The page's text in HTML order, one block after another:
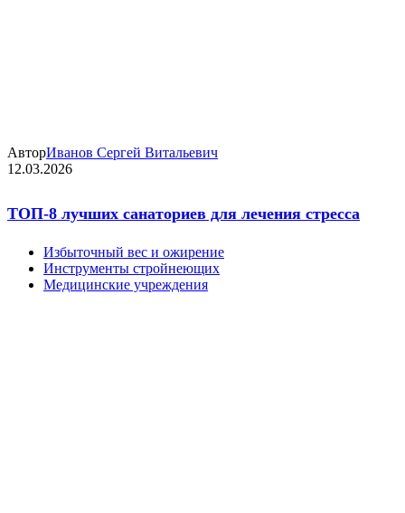
АвторИванов Сергей Витальевич
12.03.2026
ТОП-8 лучших санаториев для лечения стресса
Избыточный вес и ожирение
Инструменты стройнеющих
Медицинские учреждения